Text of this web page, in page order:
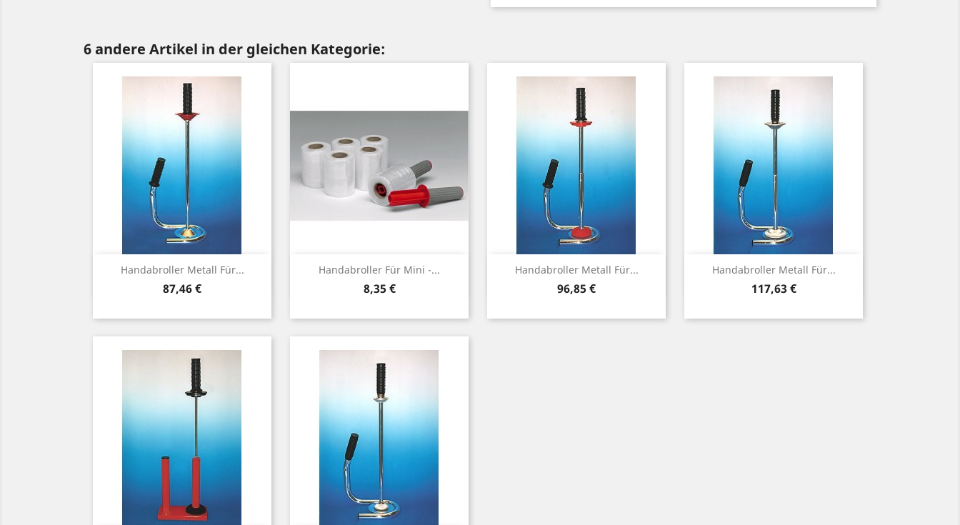
6 andere Artikel in der gleichen Kategorie:
Handabroller Metall Für...
Preis
87,46 €
Vorschau Handabroller Für Mini -...
Preis
8,35 €
Vorschau Handabroller Metall Für...
Preis
96,85 €
Vorschau Handabroller Metall Für...
Preis
117,63 €
Vorschau